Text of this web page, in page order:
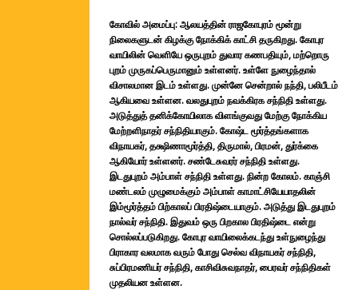
கோவில் அமைப்பு: ஆலயத்தின் ராஜகோபுரம் மூன்று
நிலைகளுடன் கிழக்கு நோக்கிக் காட்சி தருகிறது. கோபுர
வாயிலின் வெளியே ஒருபுறம் துவார கணபதியும், மற்றொரு
புறம் முருகப்பெருமானும் உள்ளனர். உள்ளே நுழைந்தால்
விசாலமான இடம் உள்ளது. முன்னே சென்றால் நந்தி, பலிபீடம்
ஆகியவை உள்ளன. வலதுபுறம் நவக்கிரக சந்நிதி உள்ளது.
அடுத்துத் தனிக்கோயிலாக விளங்குவது மேற்கு நோக்கிய
மேற்றளிநாதர் சந்நிதியாகும். கோஷ்ட மூர்த்தங்களாக
விநாயகர், தக்ஷிணாமூர்த்தி, திருமால், பிரமன், துர்க்கை
ஆகியோர் உள்ளனர். சண்டேசுவரர் சந்நிதி உள்ளது.
இடதுபுறம் அம்பாள் சந்நிதி உள்ளது. நின்ற கோலம். காஞ்சி
மண்டலம் முழுமைக்கும் அம்பாள் காமாட்சியேயாதலின்
இம்மூர்த்தம் பிற்காலப் பிரதிஷ்டையாகும். அடுத்து இடதுபுறம்
நால்வர் சந்நிதி. இதுவம் ஒரு பிறகால பிரதிஷ்டை என்று
சொல்லப்படுகிறது. கோபுர வாயிலைக்கடந்து உள்நுழைந்து
பிராகார வலமாக வரும் போது செல்வ விநாயகர் சந்நிதி,
சுப்பிரமணியர் சந்நிதி, காசிவிசுவநாதர், பைரவர் சந்நிதிகள்
முதலியன உள்ளன.